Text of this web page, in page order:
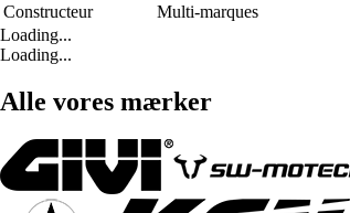
Constructeur
Multi-marques
Loading...
Loading...
Alle vores mærker